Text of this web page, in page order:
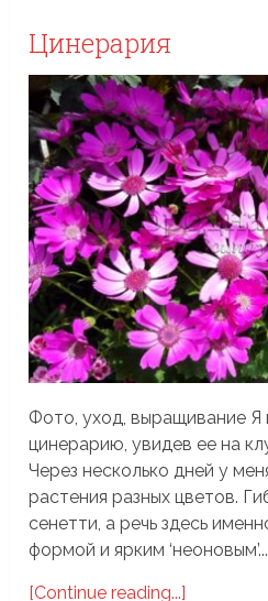
Цинерария
Фото, уход, выращивание Я
цинерарию, увидев ее на
Через несколько дней у
растения разных цветов.
сенетти, а речь здесь
формой и ярким ‘неоновым’...
[Continue reading...]